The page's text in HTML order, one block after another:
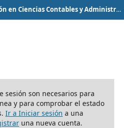
Revista de Investigación en Ciencias Contables y Administrativas
sesión son necesarios para
y para comprobar el estado
Ir a Iniciar sesión a una
una nueva cuenta.